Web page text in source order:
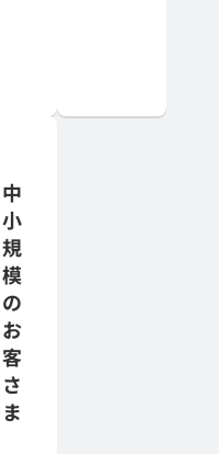
中
小
規
模
の
お
客
さ
ま